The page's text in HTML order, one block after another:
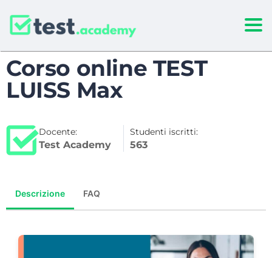
Corso online TEST
LUISS Max
Docente:
Test Academy
Studenti iscritti:
563
Descrizione FAQ